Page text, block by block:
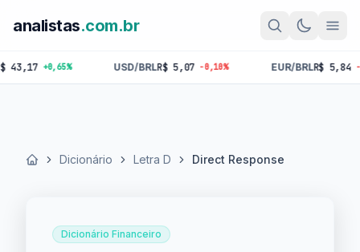
analistas.com.br
+0,65% USD/BRLR$ 5,07 -0,10% EUR/BRLR$ 5,84 -0,18%
Início Dicionário Letra D Direct Response
Dicionário Financeiro